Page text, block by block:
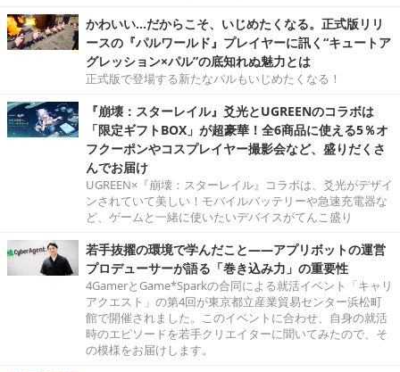
かわいい…だからこそ、いじめたくなる。正式版リリ
ースの『パルワールド』プレイヤーに訊く“キュートア
グレッション×パル”の底知れぬ魅力とは
正式版で登場する新たなパルもいじめたくなる！
『崩壊：スターレイル』爻光とUGREENのコラボは
「限定ギフトBOX」が超豪華！全6商品に使える5％オ
フクーポンやコスプレイヤー撮影会など、盛りだくさ
んでお届け
UGREEN×『崩壊：スターレイル』コラボは、爻光がデザイ
ンされていて美しい！モバイルバッテリーや急速充電器な
ど、ゲームと一緒に使いたいデバイスがてんこ盛り
若手抜擢の環境で学んだこと――アプリボットの運営
プロデューサーが語る「巻き込み力」の重要性
4GamerとGame*Sparkの合同による就活イベント「キャリ
アクエスト」の第4回が東京都立産業貿易センター浜松町
館で開催されました。このイベントに合わせ、自身の就活
時のエピソードを若手クリエイターに聞いてみたので、そ
の模様をお届けします。